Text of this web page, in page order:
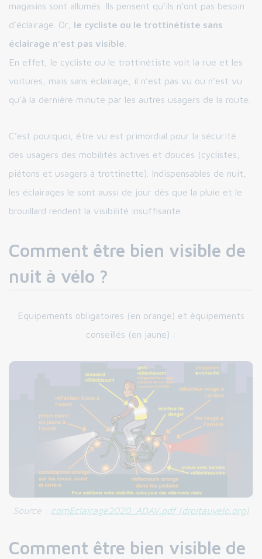
magasins sont allumés. Ils pensent qu’ils n’ont pas besoin
d’éclairage. Or, le cycliste ou le trottinétiste sans
éclairage n’est pas visible
En effet, le cycliste ou le trottinétiste voit la rue et les
voitures, mais sans éclairage, il n’est pas vu ou n’est vu
qu’à la dernière minute par les autres usagers de la route.
C’est pourquoi, être vu est primordial pour la sécurité
des usagers des mobilités actives et douces (cyclistes,
piétons et usagers à trottinette). Indispensables de nuit,
les éclairages le sont aussi de jour dès que la pluie et le
brouillard rendent la visibilité insuffisante.
Comment être bien visible de
nuit à vélo ?
Equipements obligatoires (en orange) et équipements
conseillés (en jaune) :
Source : comEclairage2020_ADAV.pdf (droitauvelo.org)
Comment être bien visible de